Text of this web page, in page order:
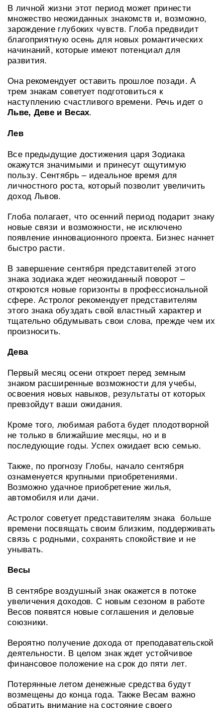
В личной жизни этот период может принести
множество неожиданных знакомств и, возможно,
зарождение глубоких чувств. Глоба предвидит
благоприятную осень для новых романтических
начинаний, которые имеют потенциал для
развития.
Она рекомендует оставить прошлое позади. А
трем знакам советует подготовиться к
наступлению счастливого времени. Речь идет о
Льве, Деве и Весах.
Лев
Все предыдущие достижения царя Зодиака
окажутся значимыми и принесут ощутимую
пользу. Сентябрь – идеальное время для
личностного роста, который позволит увеличить
доход Львов.
Глоба полагает, что осенний период подарит знаку
новые связи и возможности, не исключено
появление инновационного проекта. Бизнес начнет
быстро расти.
В завершение сентября представителей этого
знака зодиака ждет неожиданный поворот –
откроются новые горизонты в профессиональной
сфере. Астролог рекомендует представителям
этого знака обуздать свой властный характер и
тщательно обдумывать свои слова, прежде чем их
произносить.
Дева
Первый месяц осени откроет перед земным
знаком расширенные возможности для учебы,
освоения новых навыков, результаты от которых
превзойдут ваши ожидания.
Кроме того, любимая работа будет плодотворной
не только в ближайшие месяцы, но и в
последующие годы. Успех ожидает всю семью.
Также, по прогнозу Глобы, начало сентября
ознаменуется крупными приобретениями.
Возможно удачное приобретение жилья,
автомобиля или дачи.
Астролог советует представителям знака больше
времени посвящать своим близким, поддерживать
связь с родными, сохранять спокойствие и не
унывать.
Весы
В сентябре воздушный знак окажется в потоке
увеличения доходов. С новым сезоном в работе
Весов появятся новые соглашения и деловые
союзники.
Вероятно получение дохода от преподавательской
деятельности. В целом знак ждет устойчивое
финансовое положение на срок до пяти лет.
Потерянные летом денежные средства будут
возмещены до конца года. Также Весам важно
обратить внимание на состояние своего